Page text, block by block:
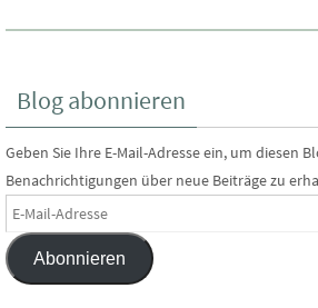
Blog abonnieren
Geben Sie Ihre E-Mail-Adresse ein, um diesen
Benachrichtigungen über neue Beiträge zu
E-
Mail-
AdresseAbonnieren